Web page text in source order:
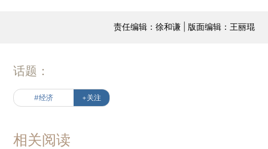
责任编辑：徐和谦 | 版面编辑：王丽琨
话题：
#经济 +关注
相关阅读